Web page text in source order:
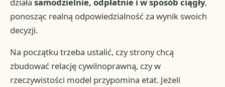
ponosząc realną odpowiedzialność za wynik swoich
decyzji.
Na początku trzeba ustalić, czy strony chcą
zbudować relację cywilnoprawną, czy w
rzeczywistości model przypomina etat. Jeżeli